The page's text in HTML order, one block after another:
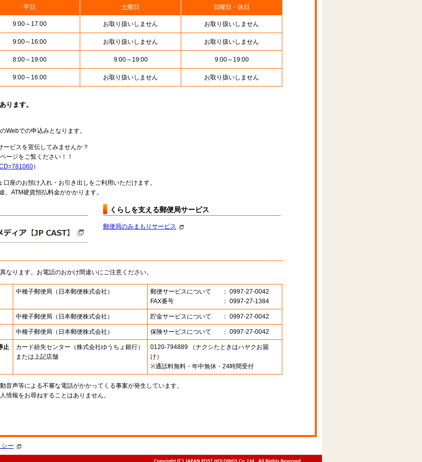
平日 土曜日 日曜日・休日
9:00～17:00 お取り扱いしません お取り扱いしません
9:00～16:00 お取り扱いしません お取り扱いしません
8:00～19:00 9:00～19:00 9:00～19:00
9:00～16:00 お取り扱いしません お取り扱いしません
ります。
Webでの申込みとなります。
ビスを宣伝してみませんか？
ージをご覧ください！！
）
座のお預け入れ・お引き出しをご利用いただけます。
ATM硬貨預払料金がかかります。
くらしを支える郵便局サービス
郵便局のみまもりサービス
ります。お電話のおかけ間違いにご注意ください。
中種子郵便局 （日本郵便株式会社） 郵便サービスについて
： 0997-27-0042
FAX番号
： 0997-27-1384
中種子郵便局 （日本郵便株式会社） 貯金サービスについて ： 0997-27-0042
中種子郵便局 （日本郵便株式会社） 保険サービスについて ： 0997-27-0042
止 カード紛失センター （株式会社ゆうちょ銀行）
または上記店舗
0120-794889 （ナクシたときはハヤクお届
け）
※通話料無料・年中無休・24時間受付
音声等による不審な電話がかかってくる事案が発生しています。
情報をお尋ねすることはありません。
ー